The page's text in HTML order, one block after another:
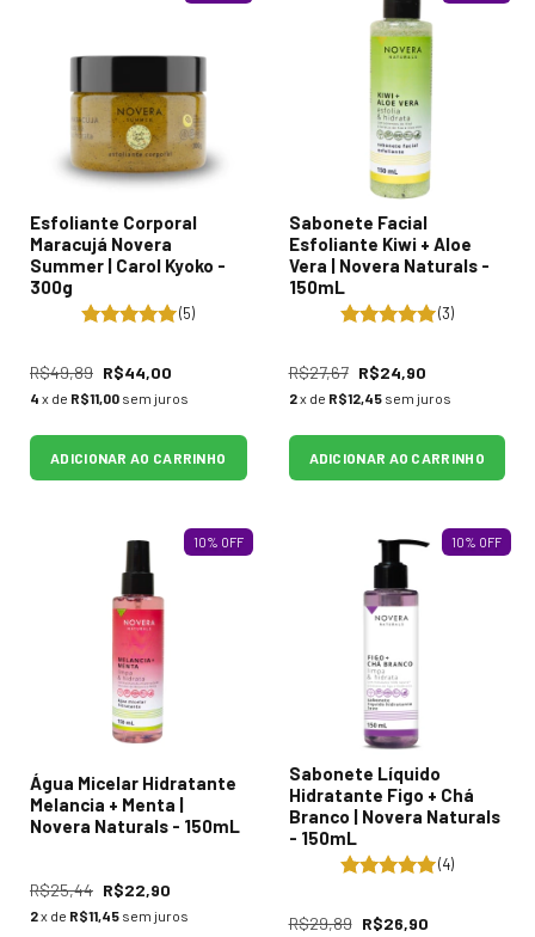
Esfoliante Corporal
Maracujá Novera
Summer | Carol Kyoko -
300g
(5)
R$49,89 R$44,00
4 x de R$11,00 sem juros
ADICIONAR AO CARRINHO
Sabonete Facial
Esfoliante Kiwi + Aloe
Vera | Novera Naturals -
150mL
(3)
R$27,67 R$24,90
2x de R$12,45 sem juros
ADICIONAR AO CARRINHO
10% OFF
Água Micelar Hidratante
Melancia + Menta |
Novera Naturals - 150mL
R$25,44 R$22,90
2x de R$11,45 sem juros
10% OFF
Sabonete Líquido
Hidratante Figo + Chá
Branco | Novera Naturals
- 150mL
(4)
R$29,89 R$26,90